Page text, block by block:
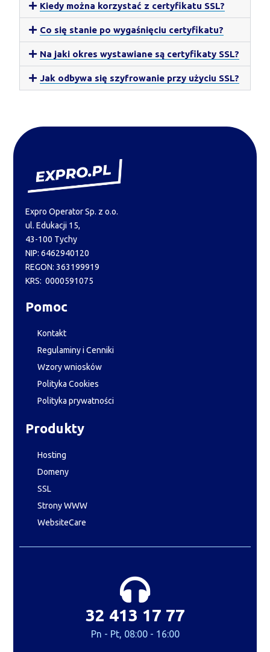
Kiedy można korzystać z certyfikatu SSL?
Co się stanie po wygaśnięciu certyfikatu?
Na jaki okres wystawiane są certyfikaty SSL?
Jak odbywa się szyfrowanie przy użyciu SSL?
Expro Operator Sp. z o.o.
ul. Edukacji 15,
43-100 Tychy
NIP: 6462940120
REGON: 363199919
KRS: 0000591075
Pomoc
Kontakt
Regulaminy i Cenniki
Wzory wniosków
Polityka Cookies
Polityka prywatności
Produkty
Hosting
Domeny
SSL
Strony WWW
WebsiteCare
32 413 17 77
Pn - Pt, 08:00 - 16:00